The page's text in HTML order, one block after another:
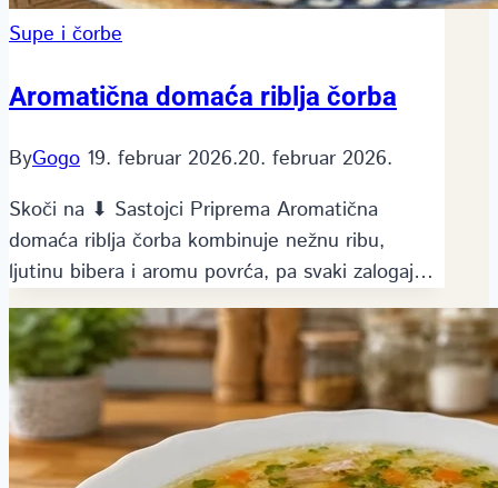
Supe i čorbe
Aromatična domaća riblja čorba
ByGogo 19. februar 2026.20. februar 2026.
Skoči na ⬇ Sastojci Priprema Aromatična
domaća riblja čorba kombinuje nežnu ribu,
ljutinu bibera i aromu povrća, pa svaki zalogaj…